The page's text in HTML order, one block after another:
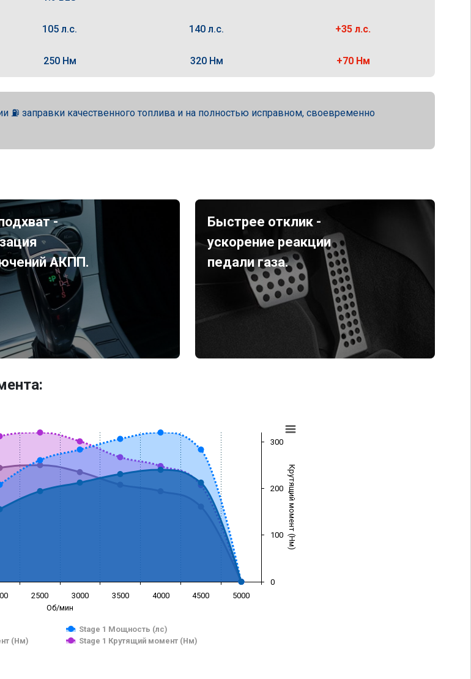
105 л.с. 140 л.с. +35 л.с.
250 Нм 320 Нм +70 Нм
⛽ заправки качественного топлива и на полностью исправном, своевременно
-
АКПП.
Быстрее отклик -
ускорение реакции
педали газа.
Об/мин
Крутящий момент (Нм)
Stage 1 Мощность (лс)
(Нм)
Stage 1 Крутящий момент (Нм)
2500 3000 3500 4000 4500 5000
0
100
200
300